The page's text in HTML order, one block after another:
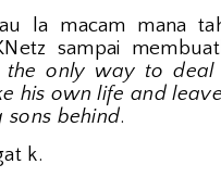
la macam mana
sampai
the only way to
his own life and
sons behind.
k.